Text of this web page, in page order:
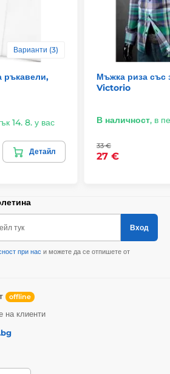
Варианти (3)
ръкавели,
14. 8. у вас
Детайл
Мъжка риза със
Victorio
В наличност, в
33 €
27 €
тук Вход
при нас и можете да се отпишете от
offline
на клиенти